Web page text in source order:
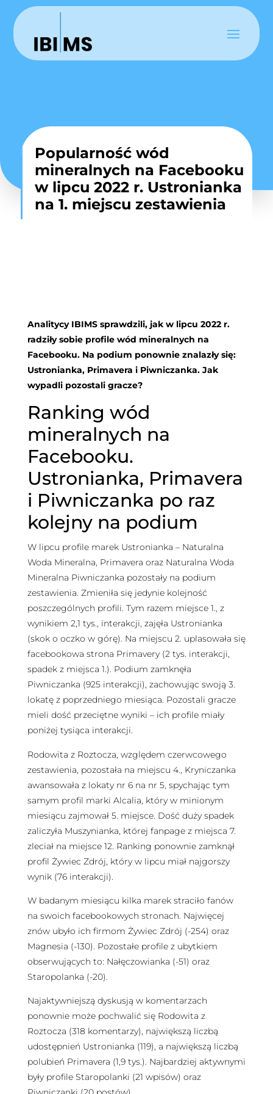
Popularność wód
mineralnych na Facebooku
w lipcu 2022 r. Ustronianka
na 1. miejscu zestawienia
Analitycy IBIMS sprawdzili, jak w lipcu 2022 r.
radziły sobie profile wód mineralnych na
Facebooku. Na podium ponownie znalazły się:
Ustronianka, Primavera i Piwniczanka. Jak
wypadli pozostali gracze?
Ranking wód
mineralnych na
Facebooku.
Ustronianka, Primavera
i Piwniczanka po raz
kolejny na podium
W lipcu profile marek Ustronianka – Naturalna
Woda Mineralna, Primavera oraz Naturalna Woda
Mineralna Piwniczanka pozostały na podium
zestawienia. Zmieniła się jedynie kolejność
poszczególnych profili. Tym razem miejsce 1., z
wynikiem 2,1 tys., interakcji, zajęła Ustronianka
(skok o oczko w górę). Na miejscu 2. uplasowała się
facebookowa strona Primavery (2 tys. interakcji,
spadek z miejsca 1.). Podium zamknęła
Piwniczanka (925 interakcji), zachowując swoją 3.
lokatę z poprzedniego miesiąca. Pozostali gracze
mieli dość przeciętne wyniki – ich profile miały
poniżej tysiąca interakcji.
Rodowita z Roztocza, względem czerwcowego
zestawienia, pozostała na miejscu 4., Kryniczanka
awansowała z lokaty nr 6 na nr 5, spychając tym
samym profil marki Alcalia, który w minionym
miesiącu zajmował 5. miejsce. Dość duży spadek
zaliczyła Muszynianka, której fanpage z miejsca 7.
zleciał na miejsce 12. Ranking ponownie zamknął
profil Żywiec Zdrój, który w lipcu miał najgorszy
wynik (76 interakcji).
W badanym miesiącu kilka marek straciło fanów
na swoich facebookowych stronach. Najwięcej
znów ubyło ich firmom Żywiec Zdrój (-254) oraz
Magnesia (-130). Pozostałe profile z ubytkiem
obserwujących to: Nałęczowianka (-51) oraz
Staropolanka (-20).
Najaktywniejszą dyskusją w komentarzach
ponownie może pochwalić się Rodowita z
Roztocza (318 komentarzy), największą liczbą
udostępnień Ustronianka (119), a największą liczbą
polubień Primavera (1,9 tys.). Najbardziej aktywnymi
były profile Staropolanki (21 wpisów) oraz